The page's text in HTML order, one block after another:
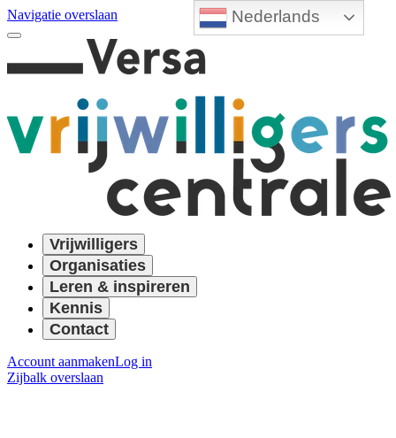
Nederlands
Navigatie overslaan
Vrijwilligers
Organisaties
Leren & inspireren
Kennis
Contact
Account aanmakenLog in
Zijbalk overslaan